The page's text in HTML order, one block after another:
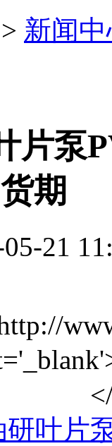
> 新闻
片泵
期
21
研叶片